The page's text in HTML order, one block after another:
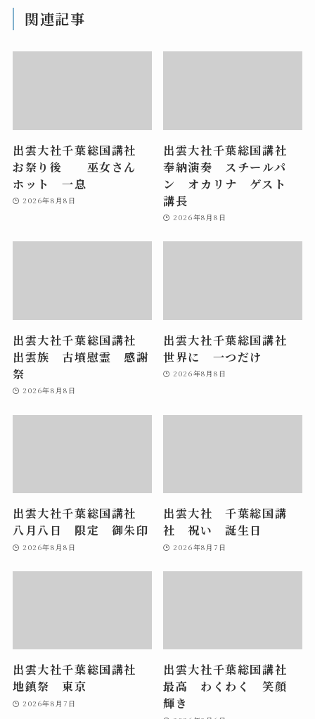
関連記事
出雲大社千葉総国講社
お祭り後 巫女さん
ホット 一息
2026年8月8日
出雲大社千葉総国講社
奉納演奏 スチールパ
ン オカリナ ゲスト
講長
2026年8月8日
出雲大社千葉総国講社
出雲族 古墳慰霊 感謝
祭
2026年8月8日
出雲大社千葉総国講社
世界に 一つだけ
2026年8月8日
出雲大社千葉総国講社
八月八日 限定 御朱印
2026年8月8日
出雲大社 千葉総国講
社 祝い 誕生日
2026年8月7日
出雲大社千葉総国講社
地鎮祭 東京
2026年8月7日
出雲大社千葉総国講社
最高 わくわく 笑顔
輝き